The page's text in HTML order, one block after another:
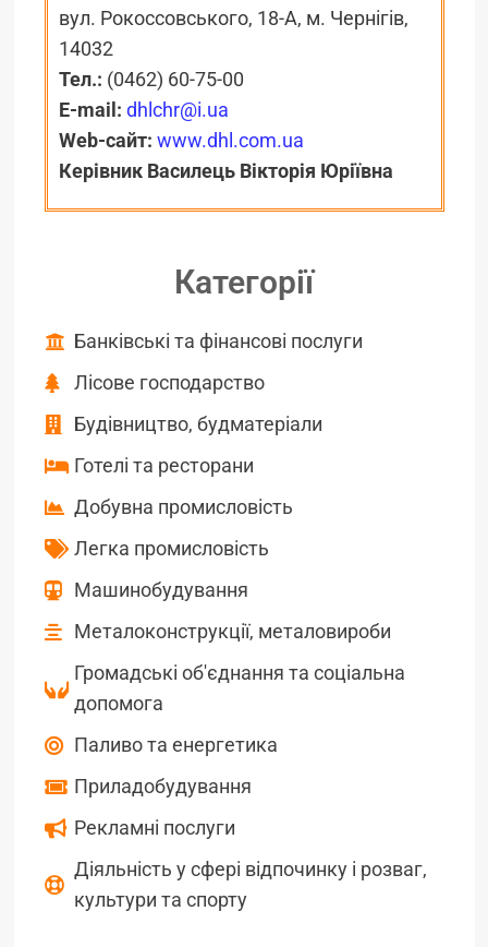
вул. Рокоссовського, 18-А, м. Чернігів,
14032
Тел.: (0462) 60-75-00
E-mail: dhlchr@i.ua
Web-сайт: www.dhl.com.ua
Керівник Василець Вікторія Юріївна
Категорії
Банківські та фінансові послуги
Лісове господарство
Будівництво, будматеріали
Готелі та ресторани
Добувна промисловість
Легка промисловість
Машинобудування
Металоконструкції, металовироби
Громадські об'єднання та соціальна
допомога
Паливо та енергетика
Приладобудування
Рекламні послуги
Діяльність у сфері відпочинку і розваг,
культури та спорту